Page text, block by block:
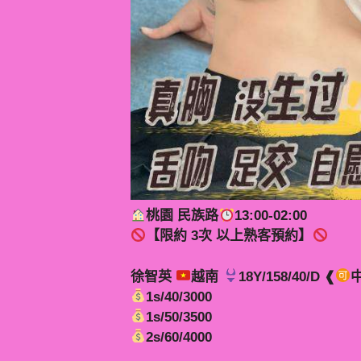
桃園 民族路
13:00-02:00
【限約 3次 以上熟客預約】
徐智英 越南 18Y/158/40/D ❰
1s/40/3000
1s/50/3500
2s/60/4000